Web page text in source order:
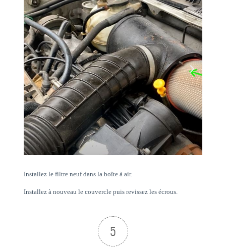
Installez le filtre neuf dans la boîte à air.
Installez à nouveau le couvercle puis revissez les écrous.
5